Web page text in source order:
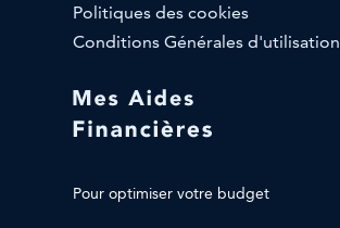
Pour optimiser votre budget
Politiques des cookies
Conditions Générales d'utilisation